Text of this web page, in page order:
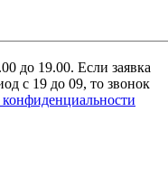
до 19.00. Если заявка
с 19 до 09, то звонок